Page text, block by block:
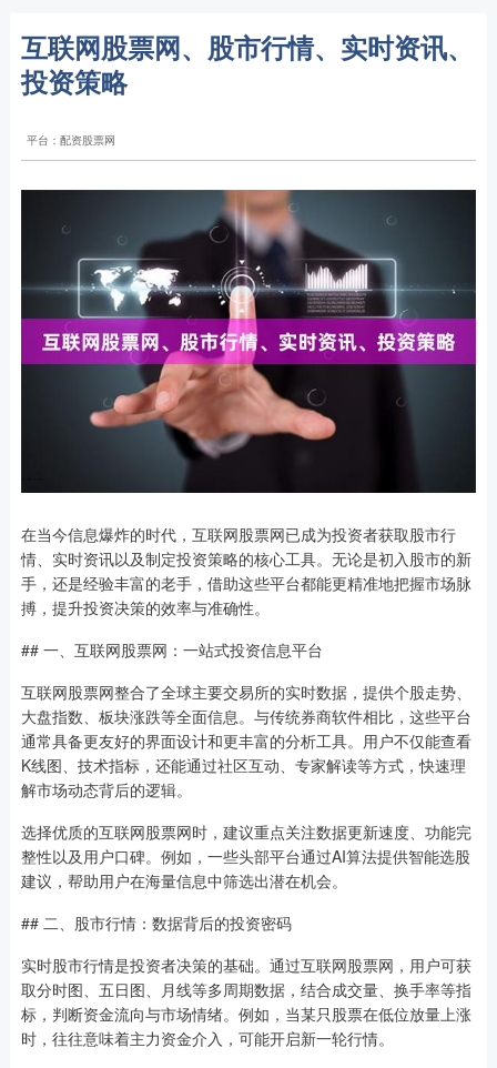
互联网股票网、股市行情、实时资讯、
投资策略
平台：配资股票网
在当今信息爆炸的时代，互联网股票网已成为投资者获取股市行
情、实时资讯以及制定投资策略的核心工具。无论是初入股市的新
手，还是经验丰富的老手，借助这些平台都能更精准地把握市场脉
搏，提升投资决策的效率与准确性。
## 一、互联网股票网：一站式投资信息平台
互联网股票网整合了全球主要交易所的实时数据，提供个股走势、
大盘指数、板块涨跌等全面信息。与传统券商软件相比，这些平台
通常具备更友好的界面设计和更丰富的分析工具。用户不仅能查看
K线图、技术指标，还能通过社区互动、专家解读等方式，快速理
解市场动态背后的逻辑。
选择优质的互联网股票网时，建议重点关注数据更新速度、功能完
整性以及用户口碑。例如，一些头部平台通过AI算法提供智能选股
建议，帮助用户在海量信息中筛选出潜在机会。
## 二、股市行情：数据背后的投资密码
实时股市行情是投资者决策的基础。通过互联网股票网，用户可获
取分时图、五日图、月线等多周期数据，结合成交量、换手率等指
标，判断资金流向与市场情绪。例如，当某只股票在低位放量上涨
时，往往意味着主力资金介入，可能开启新一轮行情。